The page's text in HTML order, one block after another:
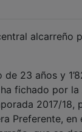
fichado por la
2017/18,
Preferente, en
que se